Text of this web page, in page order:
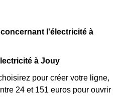
l'électricité à
à Jouy
pour créer votre ligne,
24 et 151 euros pour ouvrir